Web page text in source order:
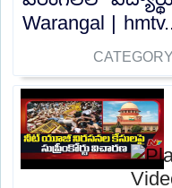
Warangal |